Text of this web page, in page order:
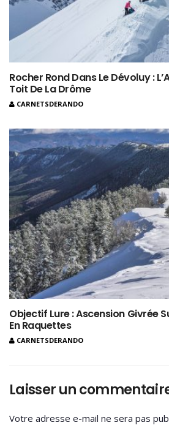
Rocher Rond Dans Le Dévoluy :
Toit De La Drôme
CARNETSDERANDO
Objectif Lure : Ascension Givrée
En Raquettes
CARNETSDERANDO
Laisser un
Votre adresse e-mail ne sera pas